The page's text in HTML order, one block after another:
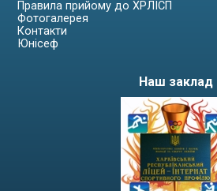
Правила прийому до ХРЛІСП
Фотогалерея
Контакти
Юнісеф
Наш заклад